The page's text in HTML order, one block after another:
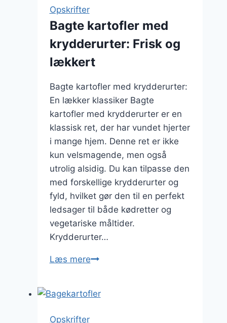
Opskrifter
Bagte kartofler med
krydderurter: Frisk og
lækkert
Bagte kartofler med krydderurter:
En lækker klassiker Bagte
kartofler med krydderurter er en
klassisk ret, der har vundet hjerter
i mange hjem. Denne ret er ikke
kun velsmagende, men også
utrolig alsidig. Du kan tilpasse den
med forskellige krydderurter og
fyld, hvilket gør den til en perfekt
ledsager til både kødretter og
vegetariske måltider.
Krydderurter…
Læs mereBagte
krydderurter:
Opskrifter